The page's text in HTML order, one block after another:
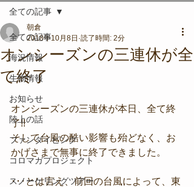
全ての記事
海況情報
生物情報
お知らせ
陸上の話
ファンダイビング
コロマガプロジェクト
スノーケリングツアー
全ての記事
オンシーズンの三連休が全
て終了
朝倉
2018年10月8日 読了時間: 2分
オンシーズンの三連休が本日、全て終
了!!
そして台風の酷い影響も殆どなく、お
かげさまで無事に終了できました。
･･･とは言え、前回の台風によって、東